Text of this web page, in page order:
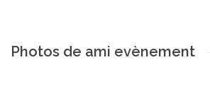
Photos de ami evènement